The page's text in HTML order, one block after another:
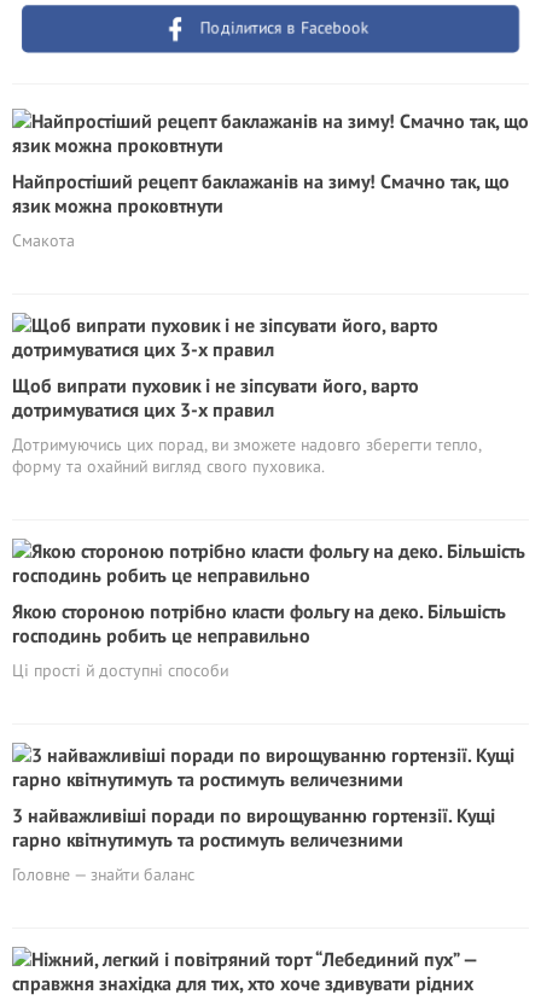
Поділитися в Facebook
Найпростіший рецепт баклажанів на зиму! Смачно так, що
язик можна проковтнути
Смакота
Щоб випрати пуховик і не зіпсувати його, варто
дотримуватися цих 3-х правил
Дотримуючись цих порад, ви зможете надовго зберегти тепло,
форму та охайний вигляд свого пуховика.
Якою стороною потрібно класти фольгу на деко. Більшість
господинь робить це неправильно
Ці прості й доступні способи
3 найважливіші поради по вирощуванню гортензії. Кущі
гарно квітнутимуть та ростимуть величезними
Головне — знайти баланс